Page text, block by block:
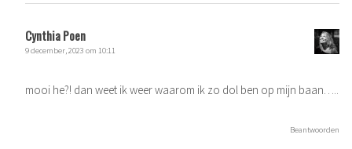
Cynthia Poen
9 december, 2023 om 10:11
mooi he?! dan weet ik weer waarom ik zo dol ben op mijn baan…..
Beantwoorden